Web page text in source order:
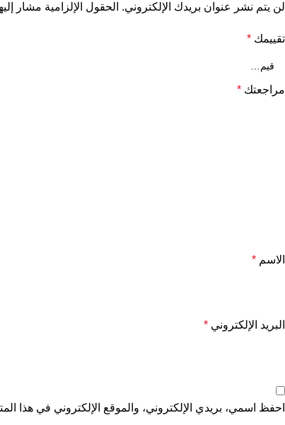
لن يتم نشر عنوان بريدك الإلكتروني. الحقول الإلزامية مشار
تقييمك *
مراجعتك *
الاسم *
البريد الإلكتروني *
احفظ اسمي، بريدي الإلكتروني، والموقع الإلكتروني في هذا